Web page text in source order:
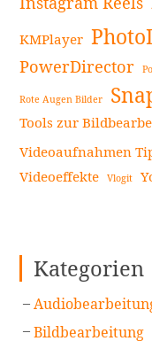
KMPlayer
PowerDirector
Rote Augen Bilder
Tools zur
Videoaufnahmen
Videoeffekte Vlogit
Kategorien
Bildbearbeitung